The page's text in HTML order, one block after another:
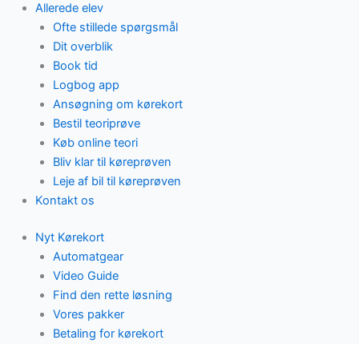
Allerede elev
Ofte stillede spørgsmål
Dit overblik
Book tid
Logbog app
Ansøgning om kørekort
Bestil teoriprøve
Køb online teori
Bliv klar til køreprøven
Leje af bil til køreprøven
Kontakt os
Nyt Kørekort
Automatgear
Video Guide
Find den rette løsning
Vores pakker
Betaling for kørekort